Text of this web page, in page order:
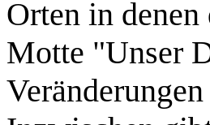
Orten in
Motte "Unser